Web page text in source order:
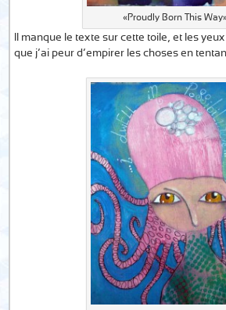
«Proudly Born This Way»
Il manque le texte sur cette toile, et les
que j’ai peur d’empirer les choses en